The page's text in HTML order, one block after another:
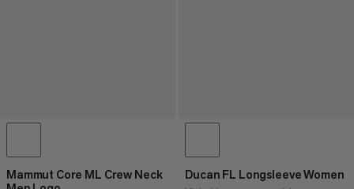
Mammut Core ML Crew Neck
Ducan FL Longsleeve Women